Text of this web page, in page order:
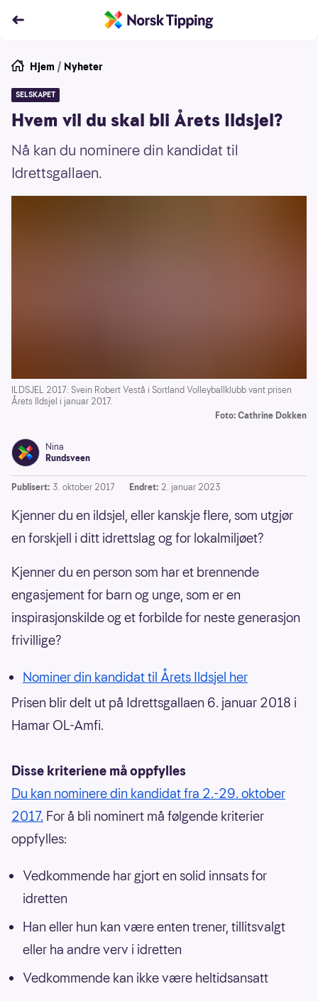
Hjem / Nyheter
SELSKAPET
Hvem vil du skal bli Årets Ildsjel?
Nå kan du nominere din kandidat til
Idrettsgallaen.
ILDSJEL 2017: Svein Robert Vestå i Sortland Volleyballklubb vant prisen
Årets Ildsjel i januar 2017.
Foto: Cathrine Dokken
Nina
Rundsveen
Publisert: 3. oktober 2017 Endret: 2. januar 2023
Kjenner du en ildsjel, eller kanskje flere, som utgjør
en forskjell i ditt idrettslag og for lokalmiljøet?
Kjenner du en person som har et brennende
engasjement for barn og unge, som er en
inspirasjonskilde og et forbilde for neste generasjon
frivillige?
Nominer din kandidat til Årets Ildsjel her
Prisen blir delt ut på Idrettsgallaen 6. januar 2018 i
Hamar OL-Amfi.
Disse kriteriene må oppfylles
Du kan nominere din kandidat fra 2.-29. oktober
2017. For å bli nominert må følgende kriterier
oppfylles:
Vedkommende har gjort en solid innsats for
idretten
Han eller hun kan være enten trener, tillitsvalgt
eller ha andre verv i idretten
Vedkommende kan ikke være heltidsansatt